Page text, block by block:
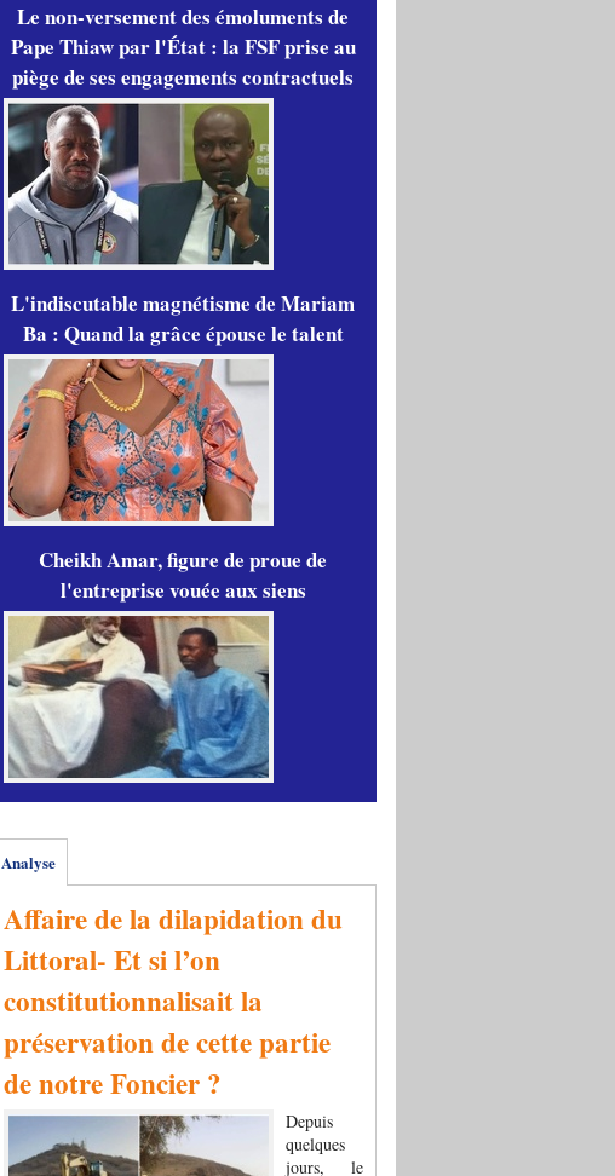
Le non-versement des émoluments de
Pape Thiaw par l'État : la FSF prise au
piège de ses engagements contractuels
L'indiscutable magnétisme de Mariam
Ba : Quand la grâce épouse le talent
Cheikh Amar, figure de proue de
l'entreprise vouée aux siens
Analyse
Affaire de la dilapidation du
Littoral- Et si l’on
constitutionnalisait la
préservation de cette partie
de notre Foncier ?
Depuis
quelques
jours, le